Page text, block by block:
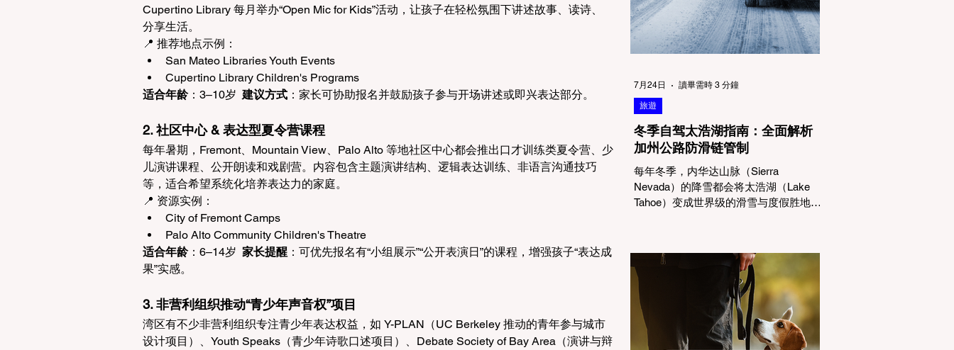
Cupertino Library 每月举办“Open Mic for Kids”活动，让孩子在轻松氛围下讲述故事、读诗、
分享生活。
📍 推荐地点示例：
San Mateo Libraries Youth Events
Cupertino Library Children's Programs
适合年龄：3–10岁 建议方式 ：家长可协助报名并鼓励孩子参与开场讲述或即兴表达部分。
2. 社区中心 & 表达型夏令营课程
每年暑期，Fremont、Mountain View、Palo Alto 等地社区中心都会推出口才训练类夏令营、少
儿演讲课程、公开朗读和戏剧营。内容包含主题演讲结构、逻辑表达训练、非语言沟通技巧
等，适合希望系统化培养表达力的家庭。
📍 资源实例：
City of Fremont Camps
Palo Alto Community Children's Theatre
适合年龄：6–14岁 家长提醒 ：可优先报名有“小组展示”“公开表演日”的课程，增强孩子“表达成
果”实感。
3. 非营利组织推动“青少年声音权”项目
湾区有不少非营利组织专注青少年表达权益，如 Y-PLAN（UC Berkeley 推动的青年参与城市
设计项目）、Youth Speaks（青少年诗歌口述项目）、Debate Society of Bay Area（演讲与辩
冬季自驾太浩湖指南：全面解析
加州公路防滑链管制
每年冬季，内华达山脉（Sierra
Nevada）的降雪都会将太浩湖（Lake
Tahoe）变成世界级的滑雪与度假胜地。
交通局 (Caltrans) 严格的防滑链管制
(Chain Controls)。 不了解这些规定，不
仅可能面临高额罚单或被公路巡警
（CHP）劝返，更可能在冰雪路面上引
发严重的安全事故。本文将为您系统解
析加州的防滑链政策，帮助您明确自己
旅遊
7月24日 讀畢需時 3 分鐘